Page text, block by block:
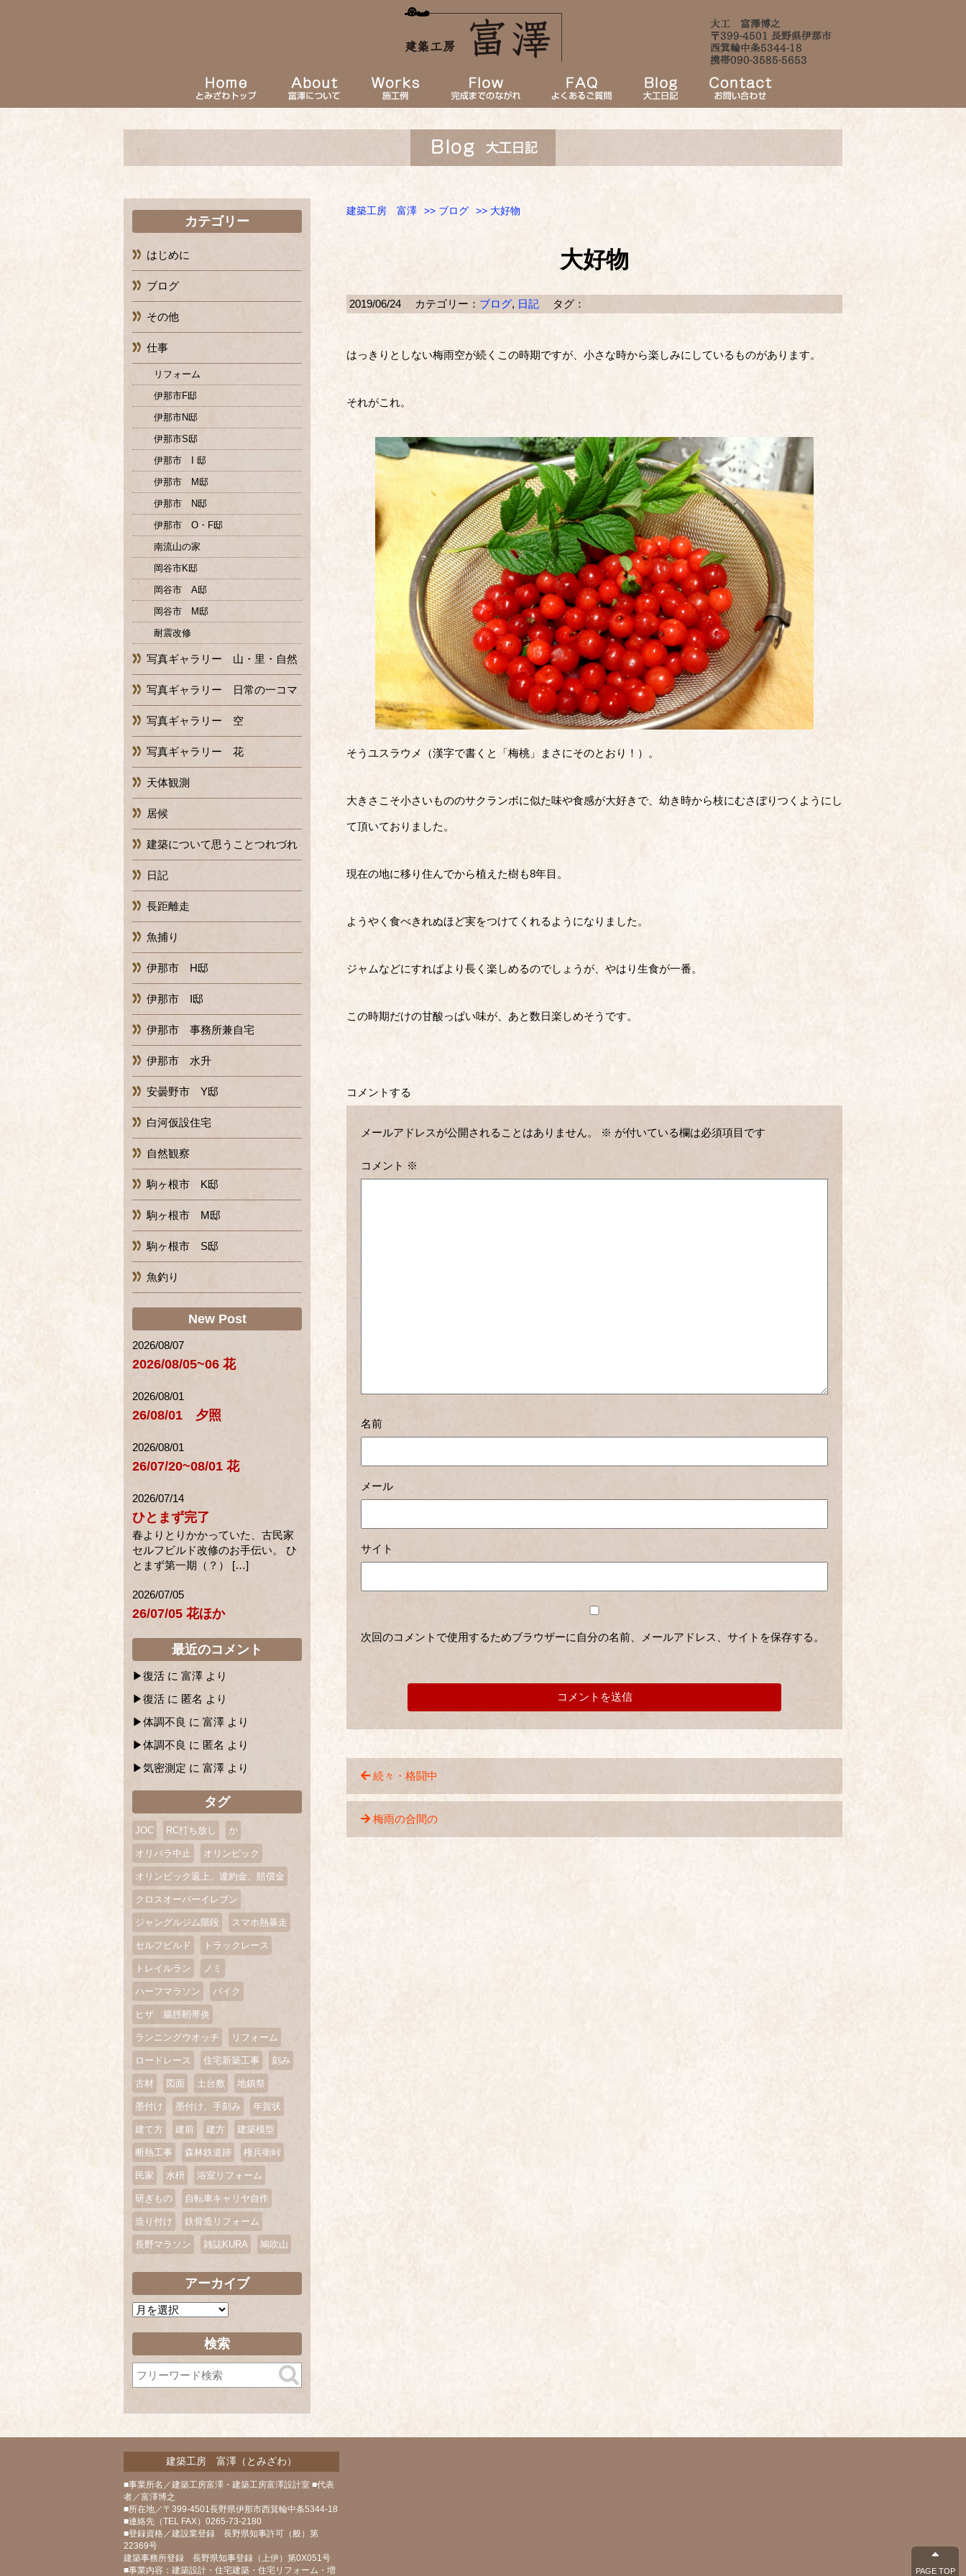
建築工房 富澤 >> ブログ >> 大好物
大好物
2019/06/24 カテゴリー： ブログ, 日記 タグ：
はっきりとしない梅雨空が続くこの時期ですが、小さな時から楽しみにしているものがあります。
それがこれ。
そうユスラウメ（漢字で書くと「梅桃」まさにそのとおり！）。
大きさこそ小さいもののサクランボに似た味や食感が大好きで、幼き時から枝にむさぼりつくようにし
て頂いておりました。
現在の地に移り住んでから植えた樹も8年目。
ようやく食べきれぬほど実をつけてくれるようになりました。
ジャムなどにすればより長く楽しめるのでしょうが、やはり生食が一番。
この時期だけの甘酸っぱい味が、あと数日楽しめそうです。
コメントする
メールアドレスが公開されることはありません。 ※ が付いている欄は必須項目です
コメント ※
名前
メール
サイト
次回のコメントで使用するためブラウザーに自分の名前、メールアドレス、サイトを保存する。
続々・格闘中
梅雨の合間の
カテゴリー
はじめに
ブログ
その他
仕事
リフォーム
伊那市F邸
伊那市N邸
伊那市S邸
伊那市 I 邸
伊那市 M邸
伊那市 N邸
伊那市 O・F邸
南流山の家
岡谷市K邸
岡谷市 A邸
岡谷市 M邸
耐震改修
写真ギャラリー 山・里・自然
写真ギャラリー 日常の一コマ
写真ギャラリー 空
写真ギャラリー 花
天体観測
居候
建築について思うことつれづれ
日記
長距離走
魚捕り
伊那市 H邸
伊那市 I邸
伊那市 事務所兼自宅
伊那市 水升
安曇野市 Y邸
白河仮設住宅
自然観察
駒ヶ根市 K邸
駒ヶ根市 M邸
駒ヶ根市 S邸
魚釣り
New Post
2026/08/07
2026/08/05~06 花
2026/08/01
26/08/01 夕照
2026/08/01
26/07/20~08/01 花
2026/07/14
ひとまず完了
春よりとりかかっていた、古民家
セルフビルド改修のお手伝い。 ひ
とまず第一期（？） […]
2026/07/05
26/07/05 花ほか
最近のコメント
復活 に 富澤 より
復活 に 匿名 より
体調不良 に 富澤 より
体調不良 に 匿名 より
気密測定 に 富澤 より
タグ
JOC RC打ち放し か
オリパラ中止 オリンピック
オリンピック返上、違約金、賠償金
クロスオーバーイレブン
ジャングルジム階段 スマホ熱暴走
セルフビルド トラックレース
トレイルラン ノミ
ハーフマラソン バイク
ヒザ 腸脛靭帯炎
ランニングウオッチ リフォーム
ロードレース 住宅新築工事 刻み
古材 図面 土台敷 地鎮祭
墨付け 墨付け、手刻み 年賀状
建て方 建前 建方 建築模型
断熱工事 森林鉄道跡 権兵衛峠
民家 水枡 浴室リフォーム
研ぎもの 自転車キャリヤ自作
造り付け 鉄骨造リフォーム
長野マラソン 雑誌KURA 鳩吹山
アーカイブ
ア
イ
ブ
検索
建築工房 富澤（とみざわ）
■事業所名／建築工房富澤・建築工房富澤設計室 ■代表
者／富澤博之
■所在地／〒399-4501長野県伊那市西箕輪中条5344-18
■連絡先（TEL FAX）0265-73-2180
■登録資格／建設業登録 長野県知事許可（般）第
22369号
建築事務所登録 長野県知事登録（上伊）第0X051号
■事業内容：建築設計・住宅建築・住宅リフォーム・増
PAGE TOP